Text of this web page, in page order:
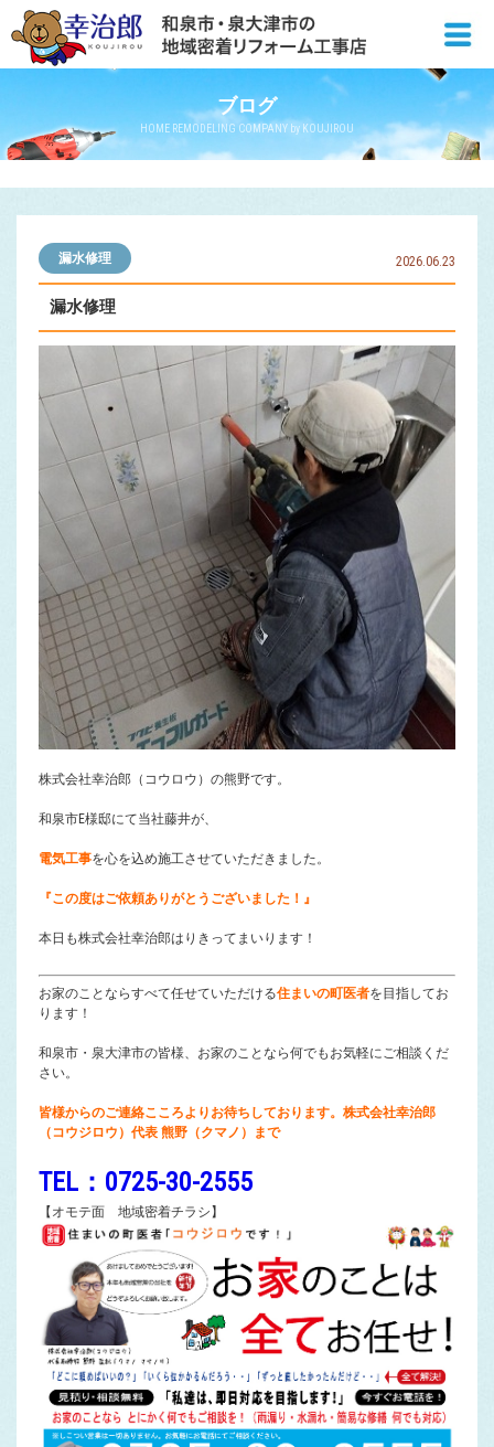
ブログ
HOME REMODELING COMPANY by KOUJIROU
漏水修理 2026.06.23
漏水修理
株式会社幸治郎（コウロウ）の熊野です。
和泉市E様邸にて当社藤井が、
電気工事を心を込め施工させていただきました。
『この度はご依頼ありがとうございました！』
本日も株式会社幸治郎はりきってまいります！
お家のことならすべて任せていただける住まいの町医者を目指してお
ります！
和泉市・泉大津市の皆様、お家のことなら何でもお気軽にご相談くだ
さい。
皆様からのご連絡こころよりお待ちしております。株式会社幸治郎
（コウジロウ）代表 熊野（クマノ）まで
TEL：0725-30-2555
【オモテ面 地域密着チラシ】